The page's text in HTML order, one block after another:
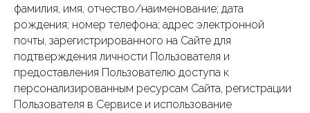
фамилия, имя, отчество/наименование; дата
рождения; номер телефона; адрес электронной
почты, зарегистрированного на Сайте для
подтверждения личности Пользователя и
предоставления Пользователю доступа к
персонализированным ресурсам Сайта, регистрации
Пользователя в Сервисе и использование